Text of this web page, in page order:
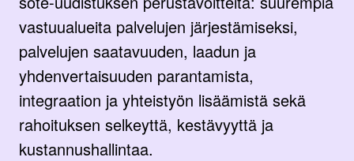
vastuualueita palvelujen järjestämiseksi,
palvelujen saatavuuden, laadun ja
yhdenvertaisuuden parantamista,
integraation ja yhteistyön lisäämistä sekä
rahoituksen selkeyttä, kestävyyttä ja
kustannushallintaa.